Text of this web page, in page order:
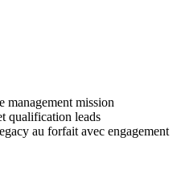
management mission
qualification leads
au forfait avec engagement